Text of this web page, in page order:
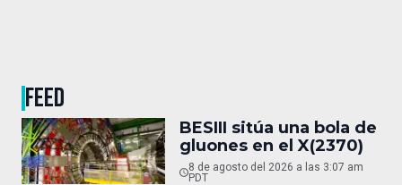
FEED
BESIII sitúa una bola de
gluones en el X(2370)
8 de agosto del 2026 a las 3:07 am
PDT